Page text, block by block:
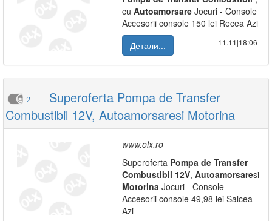
cu Autoamorsare Jocuri - Console
Accesorii console 150 lei Recea Azi
Детали...
11.11|18:06
2
Superoferta Pompa de Transfer
Combustibil 12V, Autoamorsaresi Motorina
www.olx.ro
Superoferta Pompa de Transfer
Combustibil 12V, Autoamorsaresi
Motorina Jocuri - Console
Accesorii console 49,98 lei Salcea
Azi